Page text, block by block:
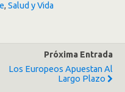
, Salud y Vida
Próxima Entrada
Los Europeos Apuestan Al
Largo Plazo